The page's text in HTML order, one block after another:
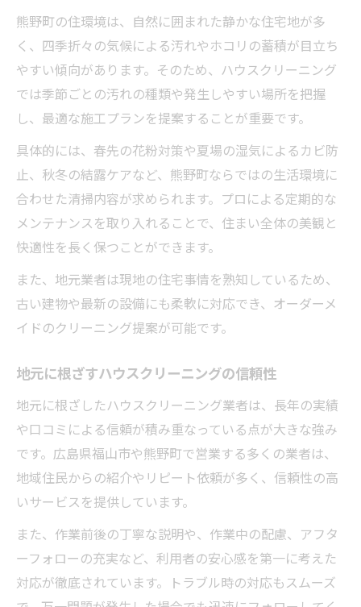
熊野町の住環境は、自然に囲まれた静かな住宅地が多
く、四季折々の気候による汚れやホコリの蓄積が目立ち
やすい傾向があります。そのため、ハウスクリーニング
では季節ごとの汚れの種類や発生しやすい場所を把握
し、最適な施工プランを提案することが重要です。
具体的には、春先の花粉対策や夏場の湿気によるカビ防
止、秋冬の結露ケアなど、熊野町ならではの生活環境に
合わせた清掃内容が求められます。プロによる定期的な
メンテナンスを取り入れることで、住まい全体の美観と
快適性を長く保つことができます。
また、地元業者は現地の住宅事情を熟知しているため、
古い建物や最新の設備にも柔軟に対応でき、オーダーメ
イドのクリーニング提案が可能です。
地元に根ざすハウスクリーニングの信頼性
地元に根ざしたハウスクリーニング業者は、長年の実績
や口コミによる信頼が積み重なっている点が大きな強み
です。広島県福山市や熊野町で営業する多くの業者は、
地域住民からの紹介やリピート依頼が多く、信頼性の高
いサービスを提供しています。
また、作業前後の丁寧な説明や、作業中の配慮、アフタ
ーフォローの充実など、利用者の安心感を第一に考えた
対応が徹底されています。トラブル時の対応もスムーズ